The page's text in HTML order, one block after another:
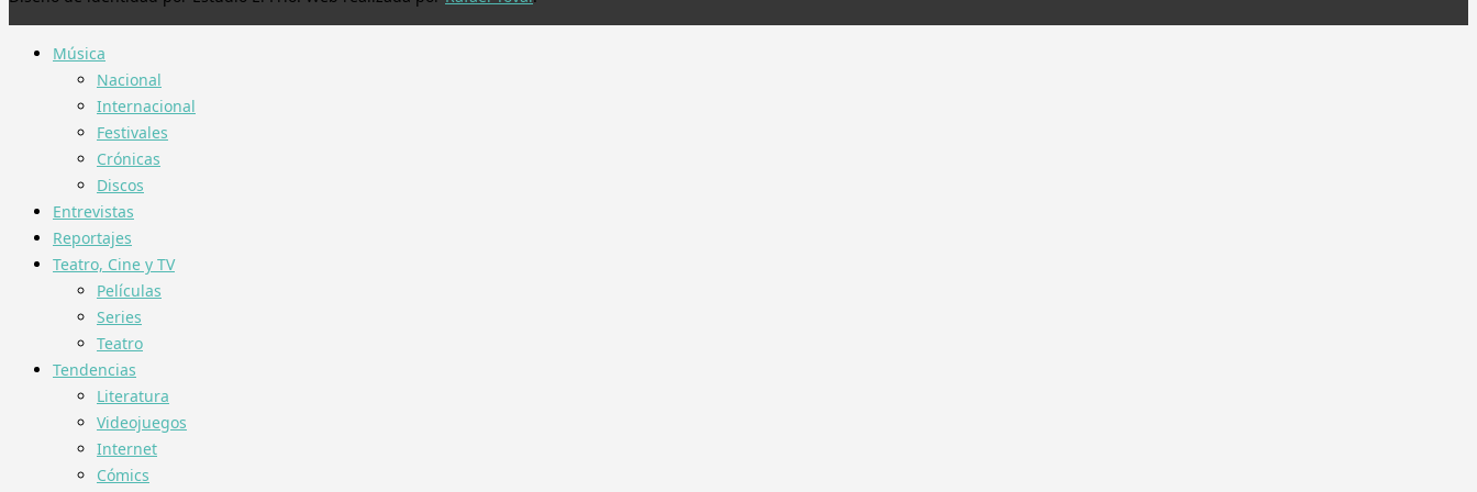
Música
Nacional
Internacional
Festivales
Crónicas
Discos
Entrevistas
Reportajes
Teatro, Cine y TV
Películas
Series
Teatro
Tendencias
Literatura
Videojuegos
Internet
Cómics